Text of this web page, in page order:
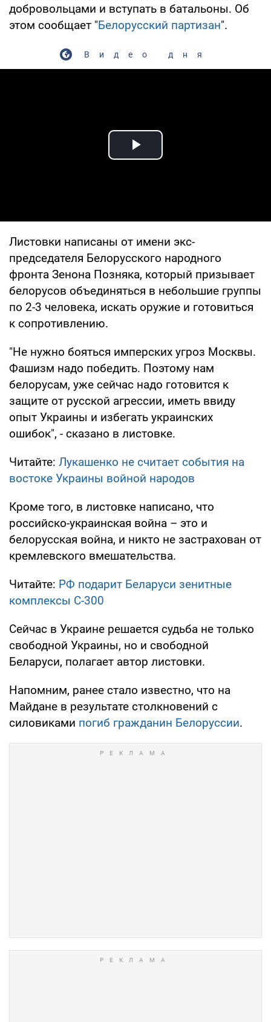
добровольцами и вступать в батальоны. Об
этом сообщает "Белорусский партизан".
Видео дня
Play Video
Листовки написаны от имени экс-
председателя Белорусского народного
фронта Зенона Позняка, который призывает
белорусов объединяться в небольшие группы
по 2-3 человека, искать оружие и готовиться
к сопротивлению.
"Не нужно бояться имперских угроз Москвы.
Фашизм надо победить. Поэтому нам
белорусам, уже сейчас надо готовится к
защите от русской агрессии, иметь ввиду
опыт Украины и избегать украинских
ошибок", - сказано в листовке.
Читайте: Лукашенко не считает события на
востоке Украины войной народов
Кроме того, в листовке написано, что
российско-украинская война – это и
белорусская война, и никто не застрахован от
кремлевского вмешательства.
Читайте: РФ подарит Беларуси зенитные
комплексы С-300
Сейчас в Украине решается судьба не только
свободной Украины, но и свободной
Беларуси, полагает автор листовки.
Напомним, ранее стало известно, что на
Майдане в результате столкновений с
силовиками погиб гражданин Белоруссии.